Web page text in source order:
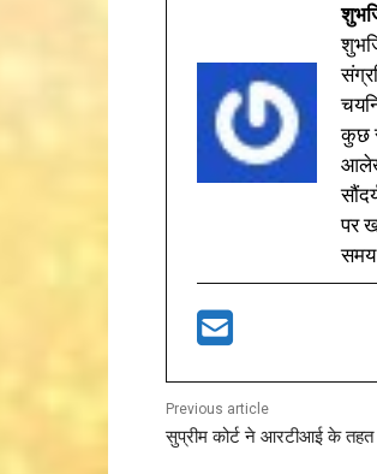
कुछ
पर
समय
Previous article
सुप्रीम कोर्ट ने आरटीआई के